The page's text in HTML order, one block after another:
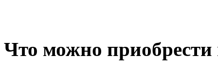
Что можно